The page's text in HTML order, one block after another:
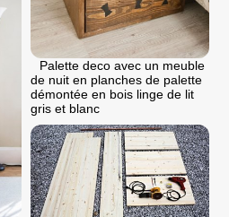
Palette deco avec un meuble
de nuit en planches de palette
démontée en bois linge de lit
gris et blanc